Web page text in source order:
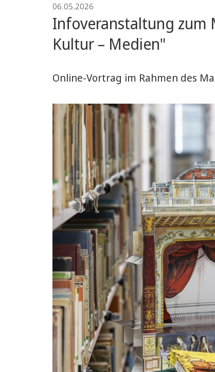
Mittelalters
06.05.2026
Infoveranstaltung zum
Kultur – Medien"
Online-Vortrag im Rahmen des